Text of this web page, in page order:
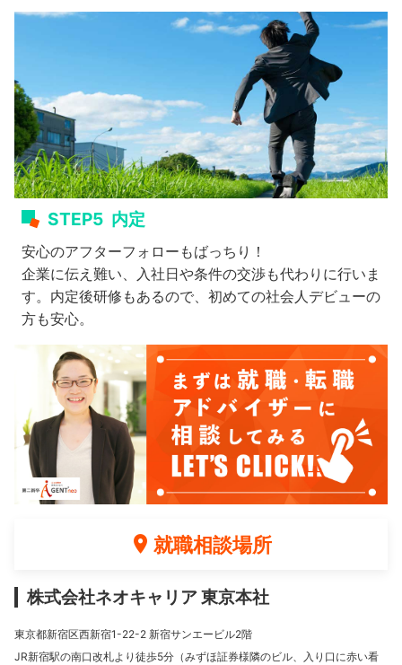
STEP5 内定
安心のアフターフォローもばっちり！
企業に伝え難い、入社日や条件の交渉も代わりに行いま
す。内定後研修もあるので、初めての社会人デビューの
方も安心。
就職相談場所
株式会社ネオキャリア 東京本社
東京都新宿区西新宿1-22-2 新宿サンエービル2階
JR新宿駅の南口改札より徒歩5分（みずほ証券様隣のビル、入り口に赤い看